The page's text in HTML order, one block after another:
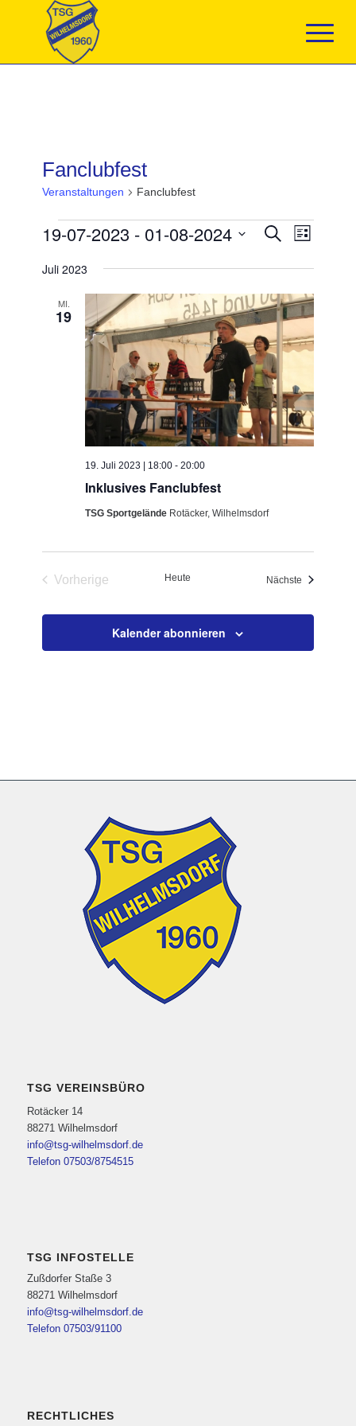
Fanclubfest
Veranstaltungen Fanclubfest
Veranstaltungen
Suche
Ansichten,
Suche
Liste
19-07-2023 - 01-08-2024
wählen.
Juli 2023
MI.
19
Inklusives Fanclubfest
19. Juli 2023 | 18:00 -20:00
TSG Sportgelände Rotäcker, Wilhelmsdorf
Vorherige
Heute Nächste
Kalender abonnieren
TSG VEREINSBÜRO
Rotäcker 14
88271 Wilhelmsdorf
info@tsg-wilhelmsdorf.de
Telefon 07503/8754515
TSG INFOSTELLE
Zußdorfer Staße 3
88271 Wilhelmsdorf
info@tsg-wilhelmsdorf.de
Telefon 07503/91100
RECHTLICHES